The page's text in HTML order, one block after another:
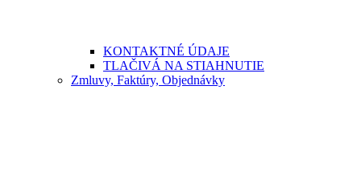
KONTAKTNÉ ÚDAJE
TLAČIVÁ NA STIAHNUTIE
Zmluvy, Faktúry, Objednávky